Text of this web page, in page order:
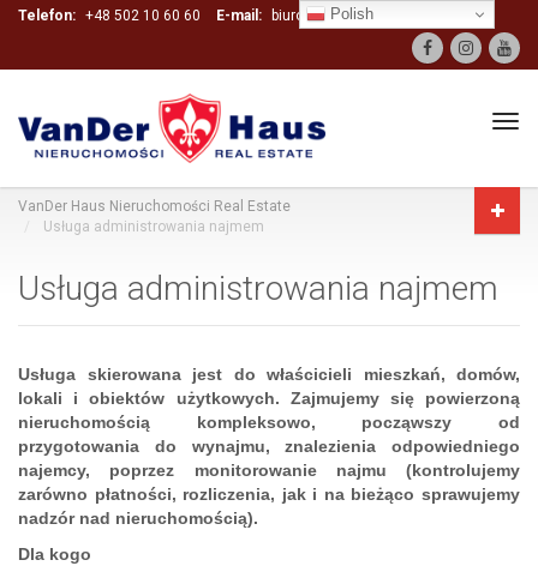
Telefon: +48 502 10 60 60 E-mail: biuro@vanderhaus.pl
VanDer Haus Nieruchomości Real Estate
Usługa administrowania najmem
Usługa administrowania najmem
Usługa skierowana jest do właścicieli mieszkań, domów,
lokali i obiektów użytkowych. Zajmujemy się powierzoną
nieruchomością kompleksowo, począwszy od
przygotowania do wynajmu, znalezienia odpowiedniego
najemcy, poprzez monitorowanie najmu (kontrolujemy
zarówno płatności, rozliczenia, jak i na bieżąco sprawujemy
nadzór nad nieruchomością).
Dla kogo
Polish